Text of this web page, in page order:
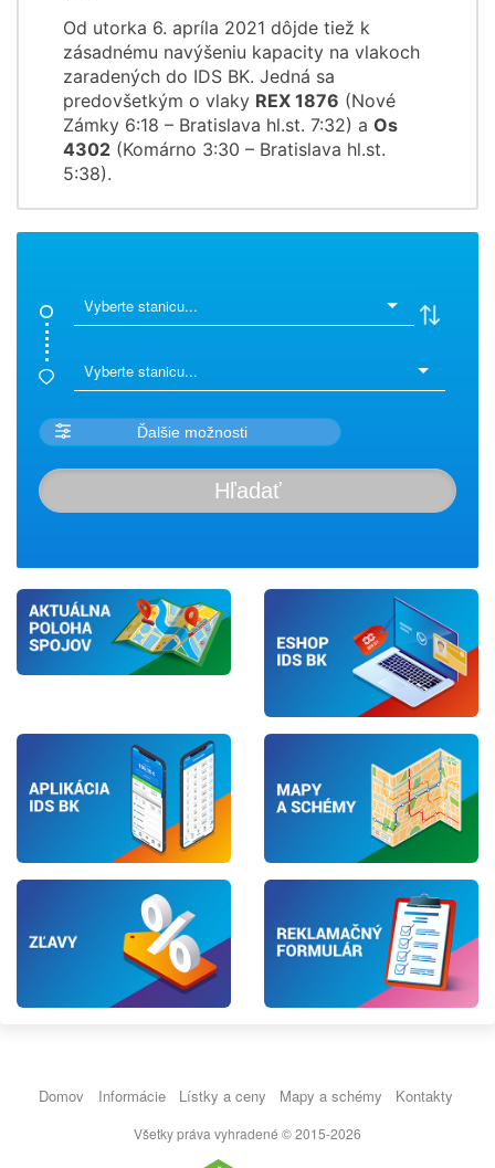
Od utorka 6. apríla 2021 dôjde tiež k
zásadnému navýšeniu kapacity na vlakoch
zaradených do IDS BK. Jedná sa
predovšetkým o vlaky REX 1876 (Nové
Zámky 6:18 – Bratislava hl.st. 7:32) a Os
4302 (Komárno 3:30 – Bratislava hl.st.
5:38).
Domov Informácie Lístky a ceny Mapy a schémy Kontakty
Všetky práva vyhradené © 2015-2026